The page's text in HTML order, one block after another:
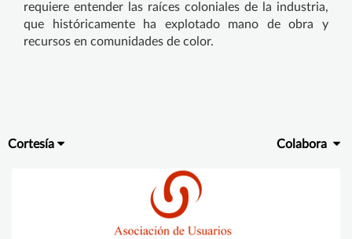
requiere entender las raíces coloniales de la industria,
que históricamente ha explotado mano de obra y
recursos en comunidades de color.
Cortesía Colabora